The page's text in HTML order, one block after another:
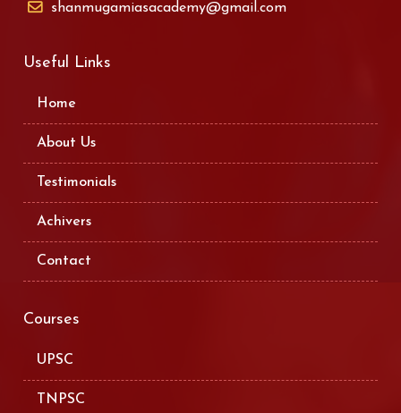
shanmugamiasacademy@gmail.com
Useful Links
Home
About Us
Testimonials
Achivers
Contact
Courses
UPSC
TNPSC